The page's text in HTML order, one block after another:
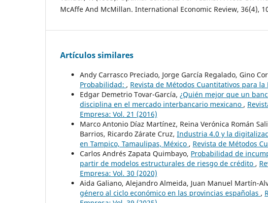
McAffe And McMillan. International Economic Review, 36(4),
Artículos similares
Andy Carrasco Preciado, Jorge García Regalado, Gino
Probabilidad: , Revista de Métodos Cuantitativos para la
Edgar Demetrio Tovar-García, ¿Quién mejor que un
disciplina en el mercado interbancario mexicano ,
Empresa: Vol. 21 (2016)
Marco Antonio Díaz Martínez, Reina Verónica Román
Barrios, Ricardo Zárate Cruz, Industria 4.0 y la
en Tampico, Tamaulipas, México , Revista de Métodos
Carlos Andrés Zapata Quimbayo, Probabilidad de
partir de modelos estructurales de riesgo de crédito ,
Empresa: Vol. 30 (2020)
Aida Galiano, Alejandro Almeida, Juan Manuel Martín-
género al ciclo económico en las provincias españolas ,